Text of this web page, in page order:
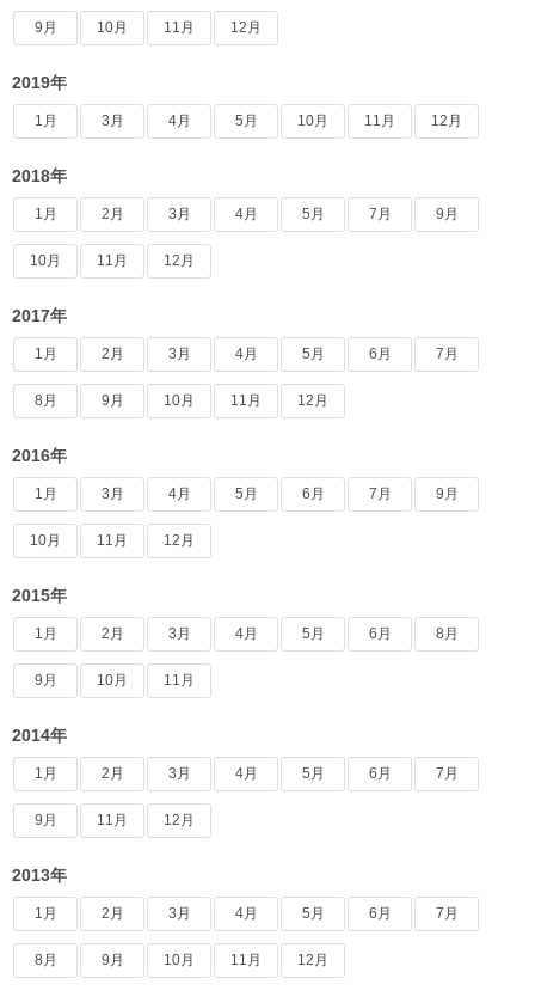
9月 10月 11月 12月
2019年
1月 3月 4月 5月 10月 11月 12月
2018年
1月 2月 3月 4月 5月 7月 9月
10月 11月 12月
2017年
1月 2月 3月 4月 5月 6月 7月
8月 9月 10月 11月 12月
2016年
1月 3月 4月 5月 6月 7月 9月
10月 11月 12月
2015年
1月 2月 3月 4月 5月 6月 8月
9月 10月 11月
2014年
1月 2月 3月 4月 5月 6月 7月
9月 11月 12月
2013年
1月 2月 3月 4月 5月 6月 7月
8月 9月 10月 11月 12月